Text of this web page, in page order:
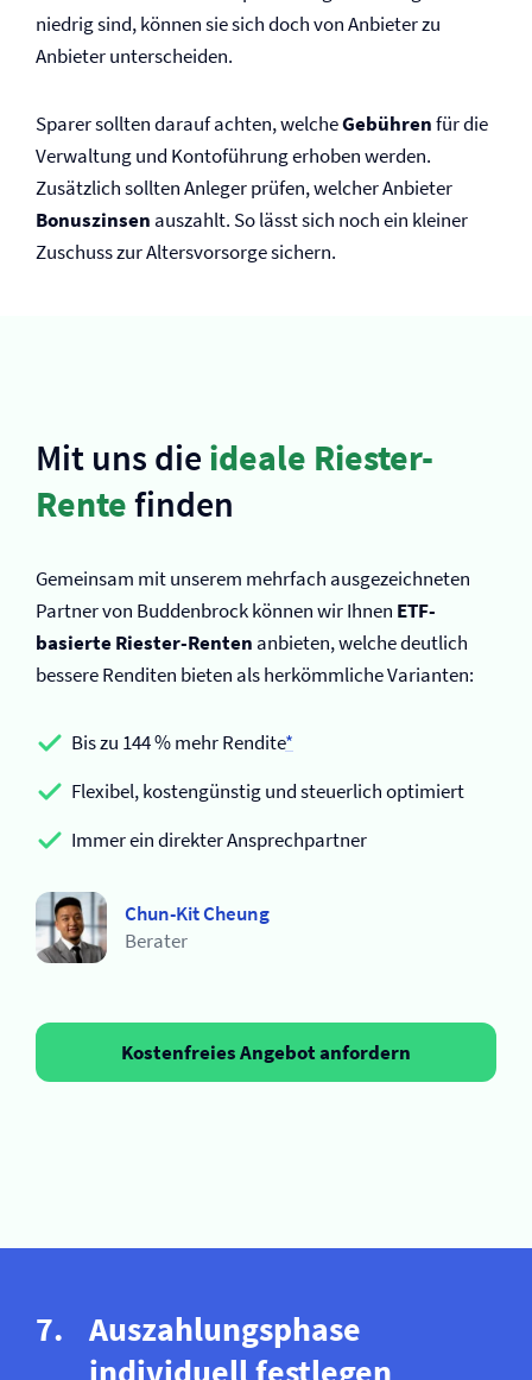
niedrig sind, können sie sich doch von Anbieter zu
Anbieter unterscheiden.
Sparer sollten darauf achten, welcheGebührenfür die
Verwaltung und Kontoführung erhoben werden.
Zusätzlich sollten Anleger prüfen, welcher Anbieter
Bonuszinsen auszahlt. So lässt sich noch ein kleiner
Zuschuss zur Altersvorsorge sichern.
Mit uns die ideale Riester-
Rentefinden
Gemeinsam mit unserem mehrfach ausgezeichneten
Partner von Buddenbrock können wir Ihnen ETF-
basierte Riester-Renten anbieten, welche deutlich
bessere Renditen bieten als herkömmliche Varianten:
Bis zu 144 % mehr Rendite*
Flexibel, kostengünstig und steuerlich optimiert
Immer ein direkter Ansprechpartner
Chun-Kit Cheung
Berater
Kostenfreies Angebot anfordern
Auszahlungsphase